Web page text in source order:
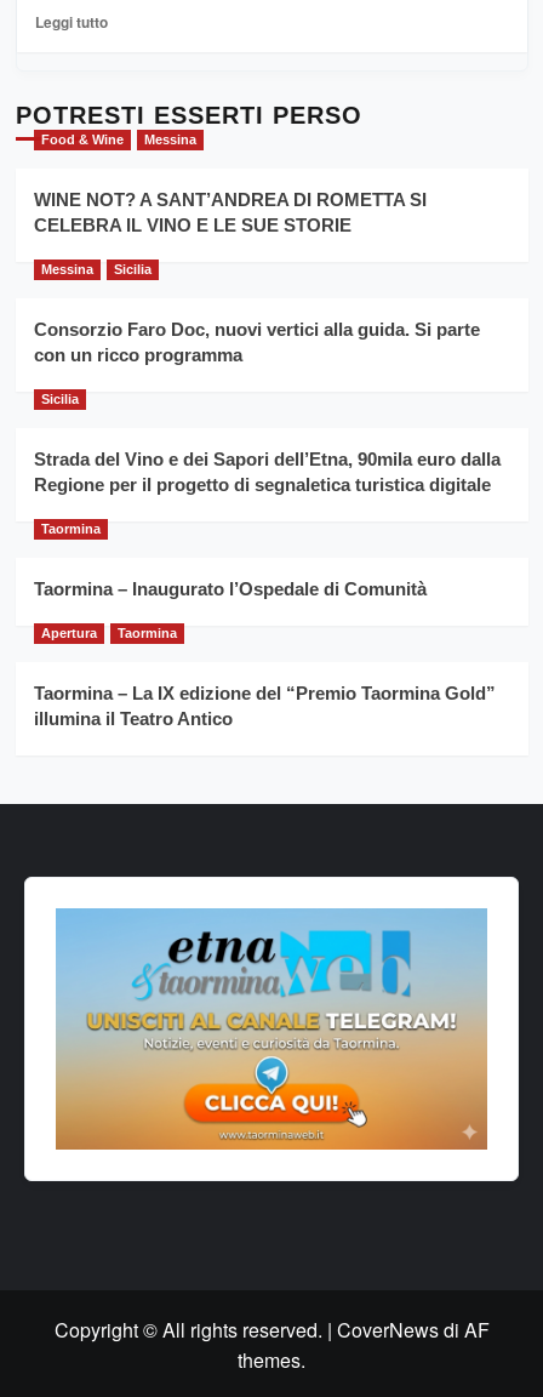
Sicilia
l’
evento
per
la
filiera
grano
Leggi tuttoLeggi
Cronoscalata
Giarre
Montesalice
per
il
anno
Franco
Caruso
POTRESTI ESSERTI PERSO
Food & Wine Messina
WINE NOT? A SANT’ANDREA DI ROMETTA SI
CELEBRA IL VINO E LE SUE STORIE
Messina Sicilia
Consorzio Faro Doc, nuovi vertici alla guida. Si parte
con un ricco programma
Sicilia
Strada del Vino e dei Sapori dell’Etna, 90mila euro dalla
Regione per il progetto di segnaletica turistica digitale
Taormina
Taormina – Inaugurato l’Ospedale di Comunità
Apertura Taormina
Taormina – La IX edizione del “Premio Taormina Gold”
illumina il Teatro Antico
Copyright © All rights reserved. | CoverNewsdi AF
themes.